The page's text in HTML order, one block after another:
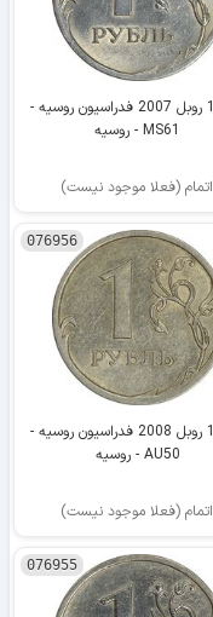
سکه 1 روبل 2007 فدراسیون روسیه -
MS61 - روسیه
اتمام (فعلا موجود نیست)
076956
سکه 1 روبل 2008 فدراسیون روسیه -
AU50 - روسیه
اتمام (فعلا موجود نیست)
076955